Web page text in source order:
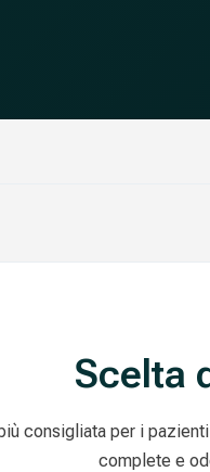
Scelta
consigliata per i
complete e